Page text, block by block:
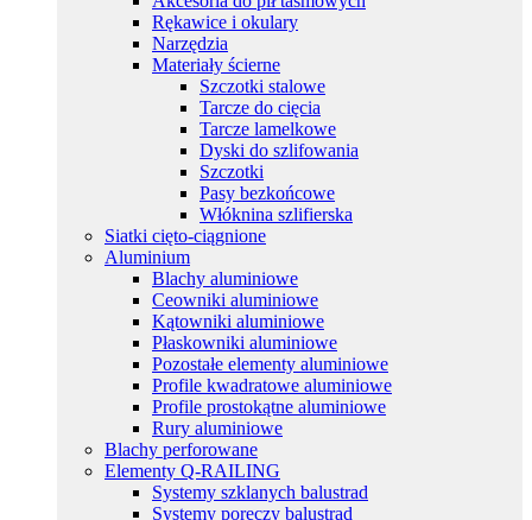
Rękawice i okulary
Narzędzia
Materiały ścierne
Szczotki stalowe
Tarcze do cięcia
Tarcze lamelkowe
Dyski do szlifowania
Szczotki
Pasy bezkońcowe
Włóknina szlifierska
Siatki cięto-ciągnione
Aluminium
Blachy aluminiowe
Ceowniki aluminiowe
Kątowniki aluminiowe
Płaskowniki aluminiowe
Pozostałe elementy aluminiowe
Profile kwadratowe aluminiowe
Profile prostokątne aluminiowe
Rury aluminiowe
Blachy perforowane
Elementy Q-RAILING
Systemy szklanych balustrad
Systemy poręczy balustrad